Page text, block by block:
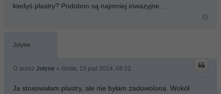
kiedyś plastry? Podobno są najmniej inwazyjne...
Jolyne
przez Jolyne » środa, 15 paź 2014, 06:22
Ja stosowałam plastry, ale nie byłam zadowolona. Wokół